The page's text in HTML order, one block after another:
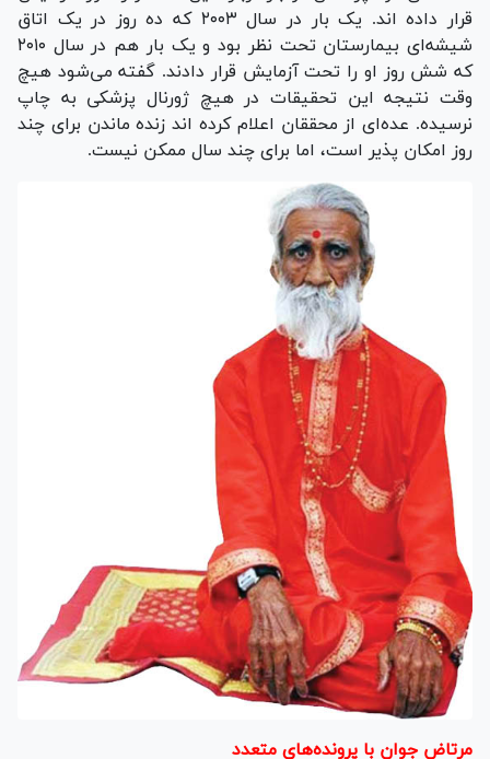
قرار داده اند. یک بار در سال ۲۰۰۳ که ده روز در یک اتاق
شیشه‌ای بیمارستان تحت نظر بود و یک بار هم در سال ۲۰۱۰
که شش روز او را تحت آزمایش قرار دادند. گفته می‌شود هیچ
وقت نتیجه این تحقیقات در هیچ ژورنال پزشکی به چاپ
نرسیده. عده‌ای از محققان اعلام کرده اند زنده ماندن برای چند
روز امکان پذیر است، اما برای چند سال ممکن نیست.
مرتاض جوان با پرونده‌های متعدد